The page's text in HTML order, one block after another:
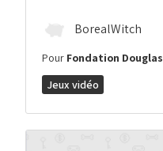
BorealWitch
Pour Fondation Douglas
Jeux vidéo